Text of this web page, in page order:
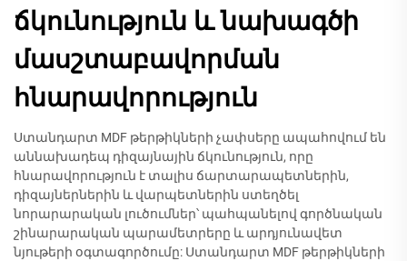
ճկունություն և նախագծի
մասշտաբավորման
հնարավորություն
Ստանդարտ MDF թերթիկների չափսերը ապահովում են
աննախադեպ դիզայնային ճկունություն, որը
հնարավորություն է տալիս ճարտարապետներին,
դիզայներներին և վարպետներին ստեղծել
նորարարական լուծումներ՝ պահպանելով գործնական
շինարարական պարամետրերը և արդյունավետ
նյութերի օգտագործումը: Ստանդարտ MDF թերթիկների